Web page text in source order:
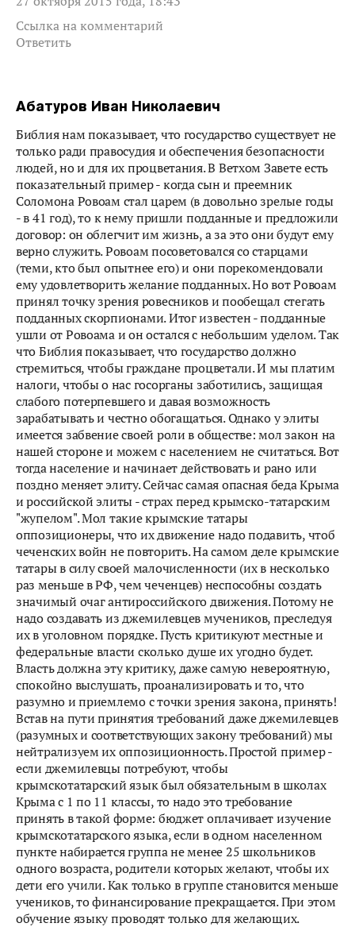
Ссылка на комментарий
Ответить
Абатуров Иван Николаевич
Библия нам показывает, что государство существует не
только ради правосудия и обеспечения безопасности
людей, но и для их процветания. В Ветхом Завете есть
показательный пример - когда сын и преемник
Соломона Ровоам стал царем (в довольно зрелые годы
- в 41 год), то к нему пришли подданные и предложили
договор: он облегчит им жизнь, а за это они будут ему
верно служить. Ровоам посоветовался со старцами
(теми, кто был опытнее его) и они порекомендовали
ему удовлетворить желание подданных. Но вот Ровоам
принял точку зрения ровесников и пообещал стегать
подданных скорпионами. Итог известен - подданные
ушли от Ровоама и он остался с небольшим уделом. Так
что Библия показывает, что государство должно
стремиться, чтобы граждане процветали. И мы платим
налоги, чтобы о нас госорганы заботились, защищая
слабого потерпевшего и давая возможность
зарабатывать и честно обогащаться. Однако у элиты
имеется забвение своей роли в обществе: мол закон на
нашей стороне и можем с населением не считаться. Вот
тогда население и начинает действовать и рано или
поздно меняет элиту. Сейчас самая опасная беда Крыма
и российской элиты - страх перед крымско-татарским
"жупелом". Мол такие крымские татары
оппозиционеры, что их движение надо подавить, чтоб
чеченских войн не повторить. На самом деле крымские
татары в силу своей малочисленности (их в несколько
раз меньше в РФ, чем чеченцев) неспособны создать
значимый очаг антироссийского движения. Потому не
надо создавать из джемилевцев мучеников, преследуя
их в уголовном порядке. Пусть критикуют местные и
федеральные власти сколько душе их угодно будет.
Власть должна эту критику, даже самую невероятную,
спокойно выслушать, проанализировать и то, что
разумно и приемлемо с точки зрения закона, принять!
Встав на пути принятия требований даже джемилевцев
(разумных и соответствующих закону требований) мы
нейтрализуем их оппозиционность. Простой пример -
если джемилевцы потребуют, чтобы
крымскотатарский язык был обязательным в школах
Крыма с 1 по 11 классы, то надо это требование
принять в такой форме: бюджет оплачивает изучение
крымскотатарского языка, если в одном населенном
пункте набирается группа не менее 25 школьников
одного возраста, родители которых желают, чтобы их
дети его учили. Как только в группе становится меньше
учеников, то финансирование прекращается. При этом
обучение языку проводят только для желающих.